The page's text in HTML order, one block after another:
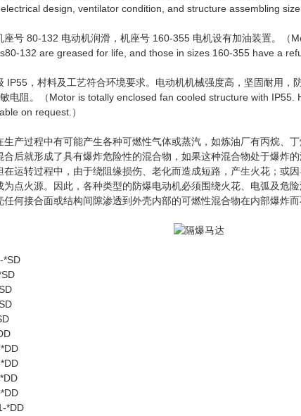
design, ventilator condition, and structure assembling size
座号 80-132 电动机润滑，机座号 160-355 电机设有加油装置。
132 are greased for life, and those in sizes 160-355 have a
IP55，村料及工艺符合环境要求。电动机机械强度高，坚固耐用
电阻。（Motor is totally enclosed fan cooled structure with
on request.）
产过程中有可能产生各种可燃性气体或蒸汽，如炼油厂有丙烷、
后就形成了具有爆炸危险性的混合物，如果这种混合物处于爆炸
运转过程中，由于绕阻缘损伤、老化而造成短路，产生火花；或
点火源。因此，各种类型的防爆电动机必须围绕火花、电弧及危
何接合面或结构间隙渗透到外壳内部的可燃性混合物在内部爆炸
*SD
*DD